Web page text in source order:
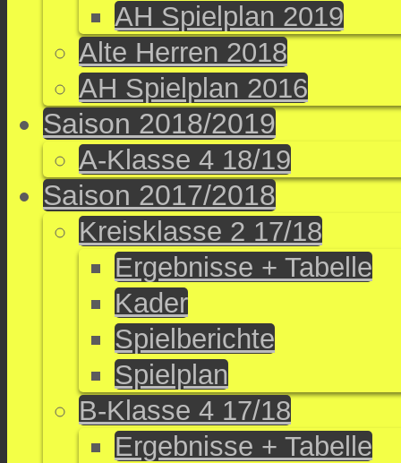
AH Spielplan 2019
Alte Herren 2018
AH Spielplan 2016
Saison 2018/2019
A-Klasse 4 18/19
Saison 2017/2018
Kreisklasse 2 17/18
Ergebnisse + Tabelle
Kader
Spielberichte
Spielplan
B-Klasse 4 17/18
Ergebnisse + Tabelle